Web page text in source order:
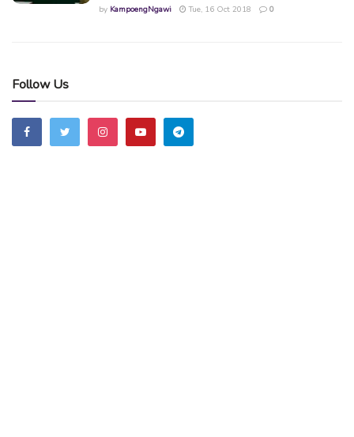
by KampoengNgawi Tue, 16 Oct 2018 0
Follow Us